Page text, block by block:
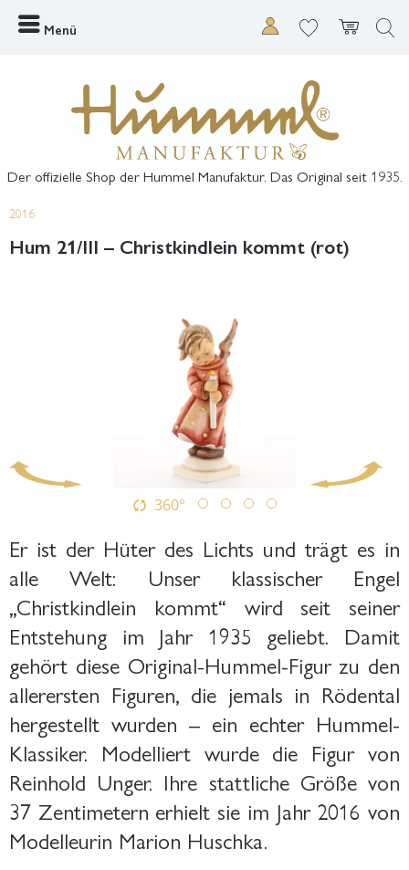
Menü
Der offizielle Shop der Hummel Manufaktur. Das Original seit 1935.
2016
Hum 21/III – Christkindlein kommt (rot)
360°
Er ist der Hüter des Lichts und trägt es in
alle Welt: Unser klassischer Engel
„Christkindlein kommt“ wird seit seiner
Entstehung im Jahr 1935 geliebt. Damit
gehört diese Original-Hummel-Figur zu den
allerersten Figuren, die jemals in Rödental
hergestellt wurden – ein echter Hummel-
Klassiker. Modelliert wurde die Figur von
Reinhold Unger. Ihre stattliche Größe von
37 Zentimetern erhielt sie im Jahr 2016 von
Modelleurin Marion Huschka.